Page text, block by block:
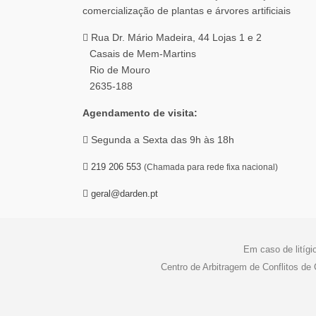
Rua Dr. Mário Madeira, 44 Lojas 1 e 2
Casais de Mem-Martins
Rio de Mouro
2635-188
Agendamento de visita:
Segunda a Sexta das 9h às 18h
219 206 553 (Chamada para rede fixa nacional)
geral@darden.pt
Em caso de
Centro de Arbitragem de Conflitos